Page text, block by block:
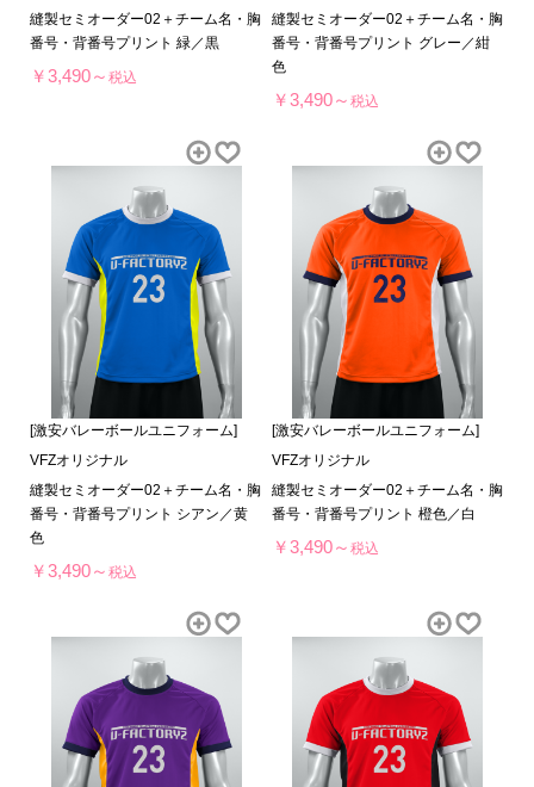
縫製セミオーダー02＋チーム名・胸
番号・背番号プリント 緑／黒
￥3,490～税込
縫製セミオーダー02＋チーム名・胸
番号・背番号プリント グレー／紺
色
￥3,490～ 税込
[激安バレーボールユニフォーム]
VFZオリジナル
縫製セミオーダー02＋チーム名・胸
番号・背番号プリント シアン／黄
色
￥3,490～税込
[激安バレーボールユニフォーム]
VFZオリジナル
縫製セミオーダー02＋チーム名・胸
番号・背番号プリント 橙色／白
￥3,490～ 税込